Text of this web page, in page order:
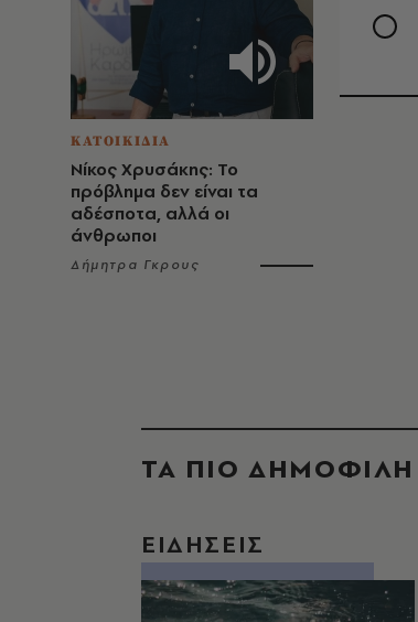
ΚΑΤΟΙΚΙΔΙΑ
Νίκος Χρυσάκης: Το
πρόβλημα δεν είναι τα
αδέσποτα, αλλά οι
άνθρωποι
Δήμητρα Γκρους
ΤΑ ΠΙΟ ΔΗΜΟΦΙΛΗ
ΕΙΔΗΣΕΙΣ